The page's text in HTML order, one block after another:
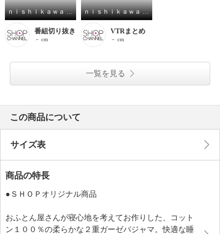
ｎｉｓｈｉｋａｗａ コットン１００％ 二重ガーゼ やわらかパジャマ
番組切り抜き
－ cm
ｎｉｓｈｉｋａｗａ コットン１００％ 二重ガーゼ やわらかパジャマ
VTRまとめ
－ cm
一覧を見る
この商品について
サイズ表
商品の特長
●ＳＨＯＰオリジナル商品
おふとん屋さんが寝心地を考えてお作りした、コット
ン１００％の柔らかな２重ガーゼパジャマ。快適な睡